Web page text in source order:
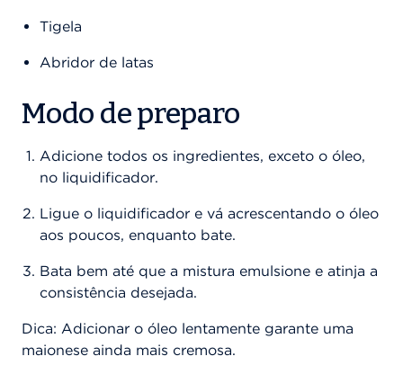
Tigela
Abridor de latas
Modo de preparo
Adicione todos os ingredientes, exceto o óleo,
no liquidificador.
Ligue o liquidificador e vá acrescentando o óleo
aos poucos, enquanto bate.
Bata bem até que a mistura emulsione e atinja a
consistência desejada.
Dica: Adicionar o óleo lentamente garante uma
maionese ainda mais cremosa.